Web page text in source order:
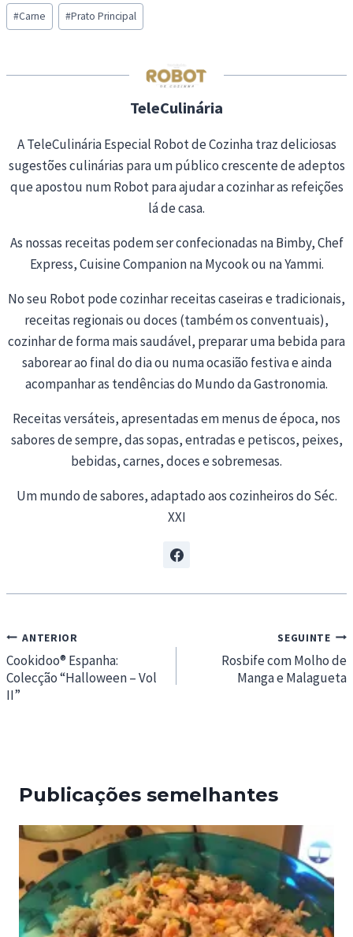
d
i
g
Post
Tags:
#Carne #Prato Principal
TeleCulinária
A TeleCulinária Especial Robot de Cozinha traz deliciosas
sugestões culinárias para um público crescente de adeptos
que apostou num Robot para ajudar a cozinhar as refeições
lá de casa.
As nossas receitas podem ser confecionadas na Bimby, Chef
Express, Cuisine Companion na Mycook ou na Yammi.
No seu Robot pode cozinhar receitas caseiras e tradicionais,
receitas regionais ou doces (também os conventuais),
cozinhar de forma mais saudável, preparar uma bebida para
saborear ao final do dia ou numa ocasião festiva e ainda
acompanhar as tendências do Mundo da Gastronomia.
Receitas versáteis, apresentadas em menus de época, nos
sabores de sempre, das sopas, entradas e petiscos, peixes,
bebidas, carnes, doces e sobremesas.
Um mundo de sabores, adaptado aos cozinheiros do Séc.
XXI
Navegação
de
artigos
ANTERIOR
Cookidoo® Espanha:
Colecção “Halloween – Vol
II”
SEGUINTE
Rosbife com Molho de
Manga e Malagueta
Publicações semelhantes